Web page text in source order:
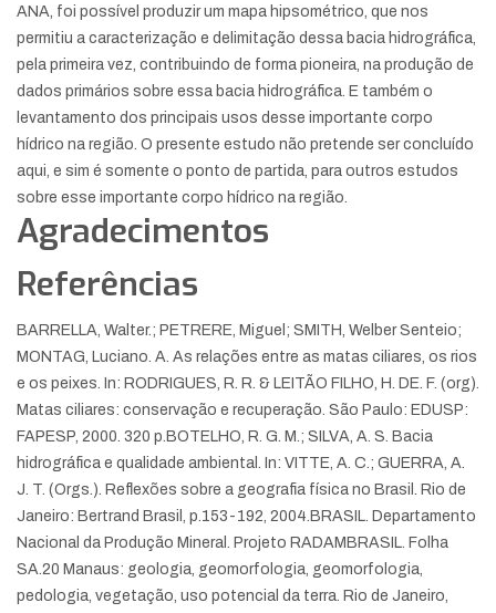
ANA, foi possível produzir um mapa hipsométrico, que nos
permitiu a caracterização e delimitação dessa bacia hidrográfica,
pela primeira vez, contribuindo de forma pioneira, na produção de
dados primários sobre essa bacia hidrográfica. E também o
levantamento dos principais usos desse importante corpo
hídrico na região. O presente estudo não pretende ser concluído
aqui, e sim é somente o ponto de partida, para outros estudos
sobre esse importante corpo hídrico na região.
Agradecimentos
Referências
BARRELLA, Walter.; PETRERE, Miguel; SMITH, Welber Senteio;
MONTAG, Luciano. A. As relações entre as matas ciliares, os rios
e os peixes. In: RODRIGUES, R. R. & LEITÃO FILHO, H. DE. F. (org).
Matas ciliares: conservação e recuperação. São Paulo: EDUSP:
FAPESP, 2000. 320 p. BOTELHO, R. G. M.; SILVA, A. S. Bacia
hidrográfica e qualidade ambiental. In: VITTE, A. C.; GUERRA, A.
J. T. (Orgs.). Reflexões sobre a geografia física no Brasil. Rio de
Janeiro: Bertrand Brasil, p.153-192, 2004. BRASIL. Departamento
Nacional da Produção Mineral. Projeto RADAMBRASIL. Folha
SA.20 Manaus: geologia, geomorfologia, geomorfologia,
pedologia, vegetação, uso potencial da terra. Rio de Janeiro,